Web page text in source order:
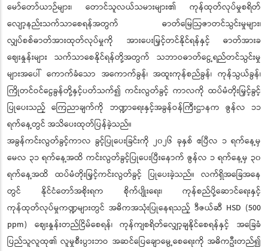
မော်တော်ယာဉ်များ၊ တောင်သူလယ်သမားများ၏ ကုန်ထုတ်လုပ်မှုစရိတ်
လျော့နည်းသက်သာစေရန်အတွက် ဓာတ်မြေဩဇာတင်သွင်းမှုများ၊
လျှပ်စစ်ဓာတ်အားထုတ်လုပ်မှုကို အားပေးမြှင့်တင်နိုင်ရန်နှင့် ဓာတ်အားခ
ဈေးနှုန်းများ သက်သာစေနိုင်ရန်တို့အတွက် သဘာဝဓာတ်ငွေ့ရည်တင်သွင်းမှု
များအပေါ် ကောက်ခံသော အကောက်ခွန်၊ အထူးကုန်စည်ခွန်၊ ကုန်သွယ်ခွန်၊
ကြိုတင်ဝင်ငွေခွန်တို့နှင့်ပတ်သက်၍ ကင်းလွတ်ခွင့် ကာလကို ထပ်မံတိုးမြှင့်ခွင့်
ပြုပေးသည့် ကြေညာချက်ကို ဘဏ္ဍာရေးနှင့်အခွန်ဝန်ကြီးဌာနက ဇွန်လ ၁၁
ရက်နေ့တွင် အသိပေးထုတ်ပြန်ခဲ့သည်။
အခွန်ကင်းလွတ်ခွင့်ကာလ ခွင့်ပြုပေးခြင်းကို ၂၀၂၆ ခုနှစ် ဧပြီလ ၁ ရက်နေ့မှ
မေလ ၃၁ ရက်နေ့အထိ ကင်းလွတ်ခွင့်ပြုပေးပြီးနောက် ဇွန်လ ၁ ရက်နေ့မှ ၃၀
ရက်နေ့အထိ ထပ်မံတိုးမြှင့်ကင်းလွတ်ခွင့် ပြုပေးခဲ့သည်။ လက်ရှိအခြေအနေ
တွင် နိုင်ငံတော်အစိုးရက စိုက်ပျိုးရေး၊ ကုန်စည်ပို့ဆောင်ရေးနှင့်
ကုန်ထုတ်လုပ်မှုကဏ္ဍများတွင် အဓိကအသုံးပြုနေရသည့် ဒီဇယ်ဆီ HSD (500
ppm) ဈေးနှုန်းတည်ငြိမ်စေရန်၊ ကုန်ကျစရိတ်လျှော့ချနိုင်စေရန်နှင့် အခြေခံ
ပြည်သူလူထု၏ လူမှုစီးပွားဘဝ အဆင်ပြေချောမွေ့စေရေးကို အဓိကဦးတည်၍